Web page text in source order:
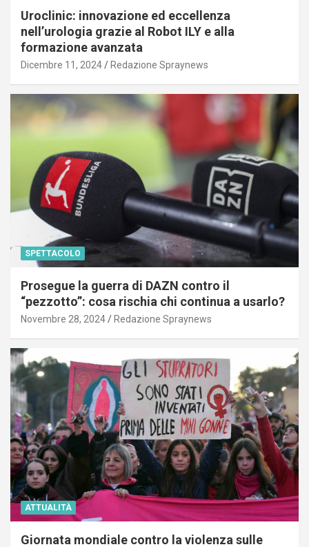
Uroclinic: innovazione ed eccellenza
nell’urologia grazie al Robot ILY e alla
formazione avanzata
Dicembre 11, 2024 Redazione Spraynews
SPETTACOLO
Prosegue la guerra di DAZN contro il
“pezzotto”: cosa rischia chi continua a usarlo?
Novembre 28, 2024 Redazione Spraynews
ATTUALITÀ
Giornata mondiale contro la violenza sulle